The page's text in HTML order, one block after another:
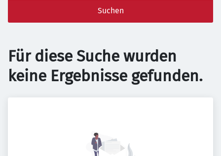
Suchen
Für diese Suche wurden
keine Ergebnisse gefunden.